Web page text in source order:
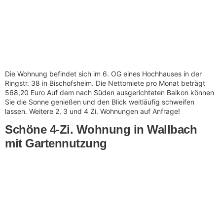
Die Wohnung befindet sich im 6. OG eines Hochhauses in der
Ringstr. 38 in Bischofsheim. Die Nettomiete pro Monat beträgt
568,20 Euro Auf dem nach Süden ausgerichteten Balkon können
Sie die Sonne genießen und den Blick weitläufig schweifen
lassen. Weitere 2, 3 und 4 Zi. Wohnungen auf Anfrage!
Schöne 4-Zi. Wohnung in Wallbach
mit Gartennutzung